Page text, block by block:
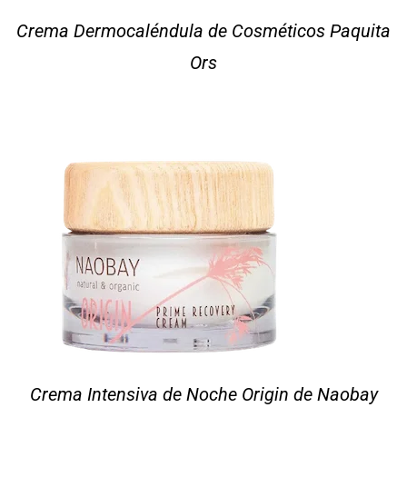
Crema Dermocaléndula de Cosméticos Paquita
Ors
Crema Intensiva de Noche Origin de Naobay